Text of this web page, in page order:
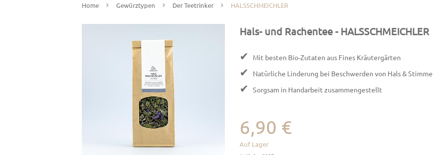
Home Gewürztypen Der Teetrinker HALSSCHMEICHLER
Hals- und Rachentee- HALSSCHMEICHLER
✔ Mit besten Bio-Zutaten aus Fines Kräutergärten
✔ Natürliche Linderung bei Beschwerden von Hals & Stimme
✔ Sorgsam in Handarbeit zusammengestellt
6,90 €
Auf Lager